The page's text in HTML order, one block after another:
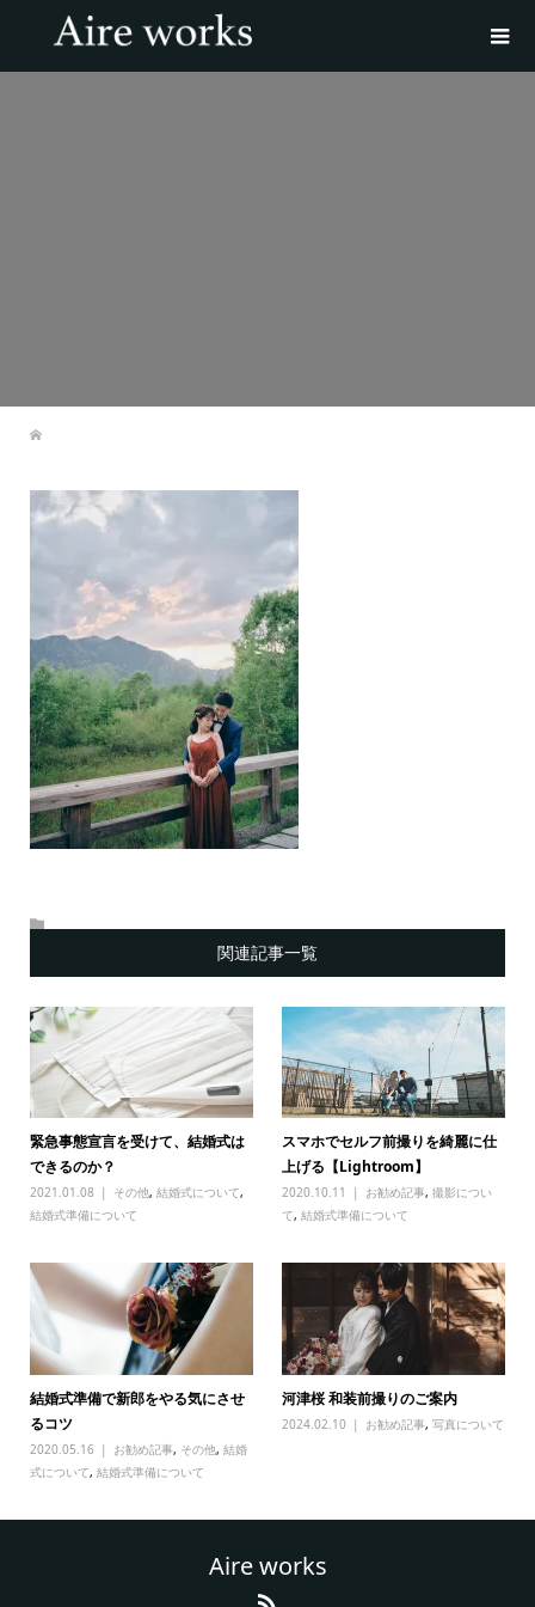
関連記事一覧
緊急事態宣言を受けて、結婚式は
できるのか？
2021.01.08 その他, 結婚式について,
結婚式準備について
スマホでセルフ前撮りを綺麗に仕
上げる【Lightroom】
2020.10.11 お勧め記事,撮影につい
て,結婚式準備について
結婚式準備で新郎をやる気にさせ
るコツ
2020.05.16 お勧め記事, その他, 結婚
式について, 結婚式準備について
河津桜 和装前撮りのご案内
2024.02.10 お勧め記事,写真について
Aire works